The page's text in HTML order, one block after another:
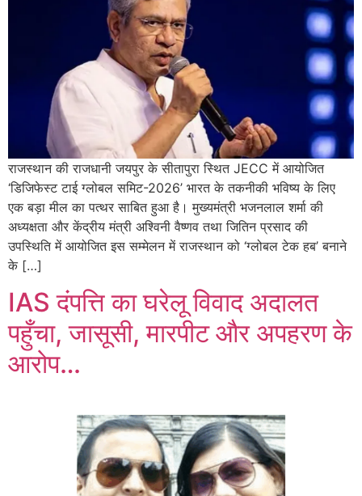
राजस्थान की राजधानी जयपुर के सीतापुरा स्थित JECC में आयोजित
‘डिजिफेस्ट टाई ग्लोबल समिट-2026’ भारत के तकनीकी भविष्य के लिए
एक बड़ा मील का पत्थर साबित हुआ है। मुख्यमंत्री भजनलाल शर्मा की
अध्यक्षता और केंद्रीय मंत्री अश्विनी वैष्णव तथा जितिन प्रसाद की
उपस्थिति में आयोजित इस सम्मेलन में राजस्थान को ‘ग्लोबल टेक हब’ बनाने
के […]
IAS दंपत्ति का घरेलू विवाद अदालत
पहुँचा, जासूसी, मारपीट और अपहरण के
आरोप…